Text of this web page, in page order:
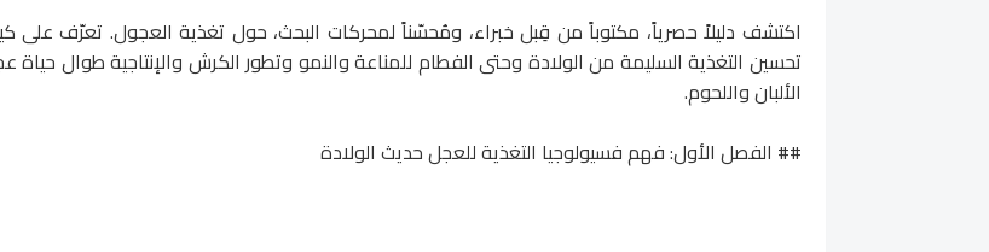
اكتشف دليلاً حصرياً، مكتوباً من قِبل خبراء، ومُحسّناً لمحركات البحث، حول تغذية العجول. تعرّف على
تحسين التغذية السليمة من الولادة وحتى الفطام للمناعة والنمو وتطور الكرش والإنتاجية طوال حياة
الألبان واللحوم.
## الفصل الأول: فهم فسيولوجيا التغذية للعجل حديث الولادة